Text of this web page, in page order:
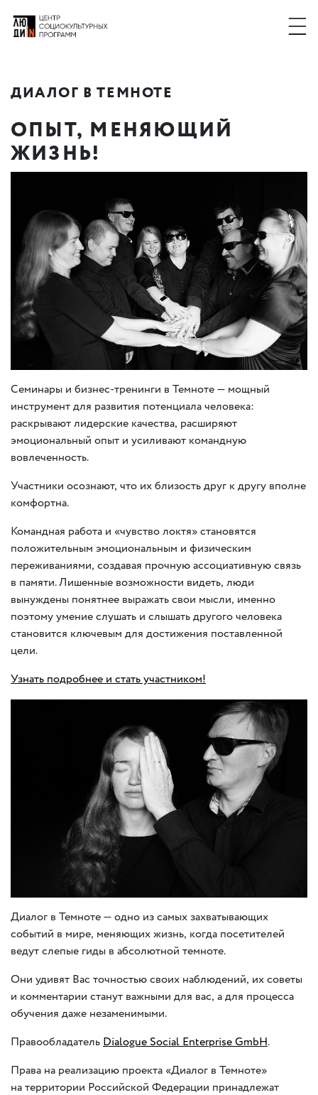
ДИАЛОГ В ТЕМНОТЕ
ОПЫТ, МЕНЯЮЩИЙ
ЖИЗНЬ!
Семинары и бизнес-тренинги в Темноте — мощный
инструмент для развития потенциала человека:
раскрывают лидерские качества, расширяют
эмоциональный опыт и усиливают командную
вовлеченность.
Участники осознают, что их близость друг к другу вполне
комфортна.
Командная работа и «чувство локтя» становятся
положительным эмоциональным и физическим
переживаниями, создавая прочную ассоциативную связь
в памяти. Лишенные возможности видеть, люди
вынуждены понятнее выражать свои мысли, именно
поэтому умение слушать и слышать другого человека
становится ключевым для достижения поставленной
цели.
Узнать подробнее и стать участником!
Диалог в Темноте — одно из самых захватывающих
событий в мире, меняющих жизнь, когда посетителей
ведут слепые гиды в абсолютной темноте.
Они удивят Вас точностью своих наблюдений, их советы
и комментарии станут важными для вас, а для процесса
обучения даже незаменимыми.
ПравообладательDialogue Social Enterprise GmbH.
Права на реализацию проекта«Диалог в Темноте»
на территории Российской Федерации принадлежат